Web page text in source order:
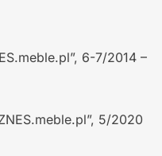
6-7/2014 –
5/2020